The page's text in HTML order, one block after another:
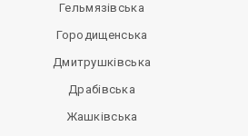
Гельмязівська
Городищенська
Дмитрушківська
Драбівська
Жашківська